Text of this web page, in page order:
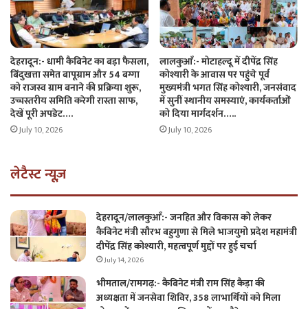
देहरादून:- धामी कैबिनेट का बड़ा फैसला,
बिंदुखत्ता समेत बापूग्राम और 54 बग्गा
को राजस्व ग्राम बनाने की प्रक्रिया शुरू,
उच्चस्तरीय समिति करेगी रास्ता साफ,
देखें पूरी अपडेट….
July 10, 2026
लालकुआँ:- मोटाहल्दू में दीपेंद्र सिंह
कोश्यारी के आवास पर पहुंचे पूर्व
मुख्यमंत्री भगत सिंह कोश्यारी, जनसंवाद
में सुनीं स्थानीय समस्याएं, कार्यकर्ताओं
को दिया मार्गदर्शन…..
July 10, 2026
लेटैस्ट न्यूज़
देहरादून/लालकुआँ:- जनहित और विकास को लेकर
कैबिनेट मंत्री सौरभ बहुगुणा से मिले भाजयुमो प्रदेश महामंत्री
दीपेंद्र सिंह कोश्यारी, महत्वपूर्ण मुद्दों पर हुई चर्चा
July 14, 2026
भीमताल/रामगढ़:- कैबिनेट मंत्री राम सिंह कैड़ा की
अध्यक्षता में जनसेवा शिविर, 358 लाभार्थियों को मिला